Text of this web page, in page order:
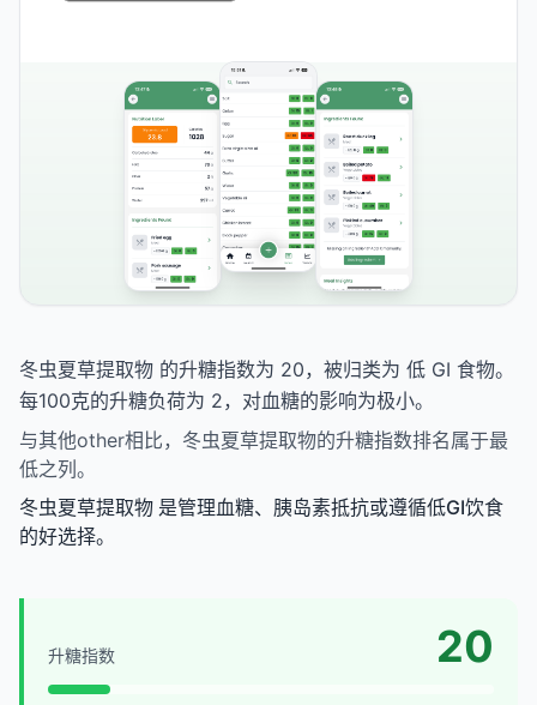
冬虫夏草提取物 的升糖指数为 20，被归类为 低 GI 食物。
每100克的升糖负荷为 2，对血糖的影响为极小。
与其他other相比，冬虫夏草提取物的升糖指数排名属于最
低之列。
冬虫夏草提取物 是管理血糖、胰岛素抵抗或遵循低GI饮食
的好选择。
升糖指数 20